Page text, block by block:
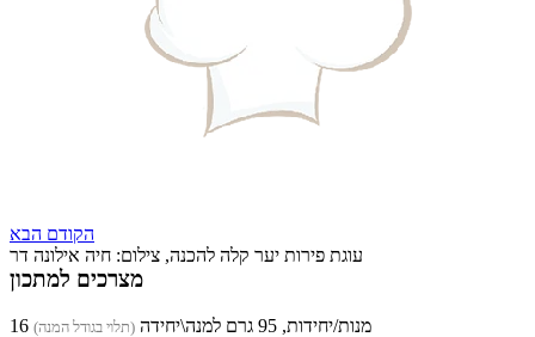
הקודם הבא
עוגת פירות יער קלה להכנה, צילום: חיה אילונה דר
מצרכים למתכון
16 מנות/יחידות, 95 גרם למנה\יחידה (תלוי בגודל המנה)